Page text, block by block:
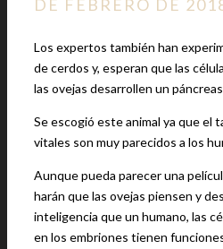
DE FEBRERO DE
Los expertos también han
de cerdos y, esperan que las
las ovejas desarrollen un
Se escogió este animal ya que el
vitales son muy parecidos a los
Aunque pueda parecer una
harán que las ovejas piensen y
inteligencia que un humano, las
en los embriones tienen